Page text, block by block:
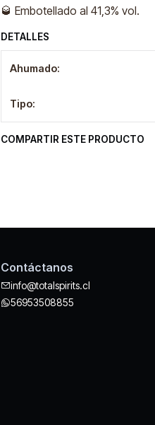
🥃 Embotellado al 41,3% vol.
DETALLES
Ahumado:
Tipo:
COMPARTIR ESTE PRODUCTO
Contáctanos
info@totalspirits.cl
56953508855